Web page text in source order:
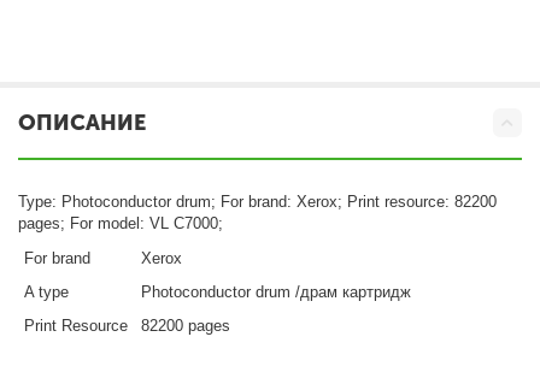
ОПИСАНИЕ
Type: Photoconductor drum; For brand: Xerox; Print resource: 82200
pages; For model: VL C7000;
For brand
Xerox
A type
Photoconductor drum /драм картридж
Print Resource
82200 pages